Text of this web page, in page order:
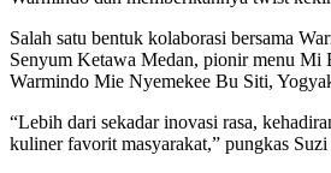
Salah satu bentuk kolaborasi bersama
Senyum Ketawa Medan, pionir menu Mi
Warmindo Mie Nyemekee Bu Siti,
“Lebih dari sekadar inovasi rasa,
kuliner favorit masyarakat,” pungkas